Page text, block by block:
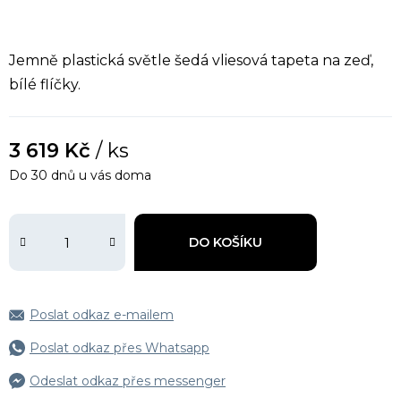
Jemně plastická světle šedá vliesová tapeta na zeď,
bílé flíčky.
3 619 Kč / ks
DO KOŠÍKU
Do 30 dnů u vás doma
Poslat odkaz e-mailem
Poslat odkaz přes Whatsapp
Odeslat odkaz přes messenger